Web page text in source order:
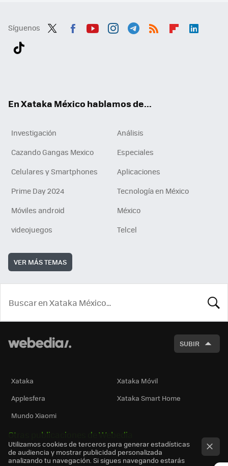
Síguenos
En Xataka México hablamos de...
Investigación
Análisis
Cazando Gangas Mexico
Especiales
Celulares y Smartphones
Aplicaciones
Prime Day 2024
Tecnología en México
Móviles android
México
videojuegos
Telcel
VER MÁS TEMAS
SUBIR
Xataka
Xataka Móvil
Applesfera
Xataka Smart Home
Mundo Xiaomi
Otras publicaciones de Webedia
Utilizamos cookies de terceros para generar estadísticas
de audiencia y mostrar publicidad personalizada
analizando tu navegación. Si sigues navegando estarás